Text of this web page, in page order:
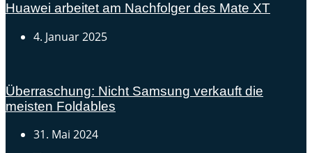
Huawei arbeitet am Nachfolger des Mate XT
4. Januar 2025
Überraschung: Nicht Samsung verkauft die
meisten Foldables
31. Mai 2024